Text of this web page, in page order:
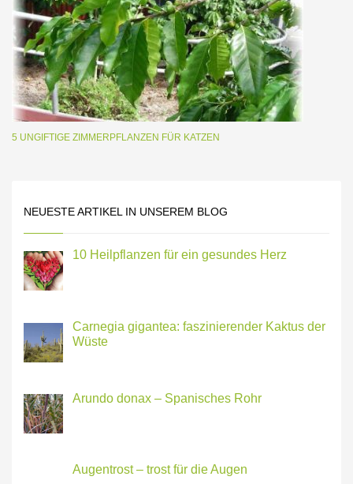
5 UNGIFTIGE ZIMMERPFLANZEN FÜR KATZEN
NEUESTE ARTIKEL IN UNSEREM BLOG
10 Heilpflanzen für ein gesundes Herz
Carnegia gigantea: faszinierender Kaktus der
Wüste
Arundo donax – Spanisches Rohr
Augentrost – trost für die Augen